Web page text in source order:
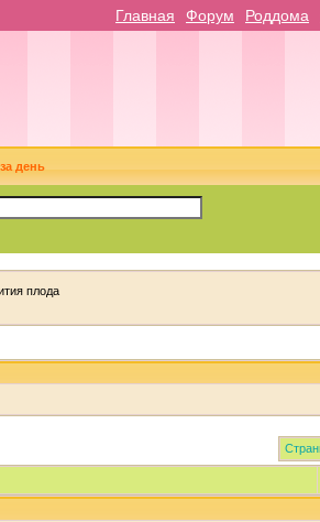
Главная Форум Роддома
день
плода